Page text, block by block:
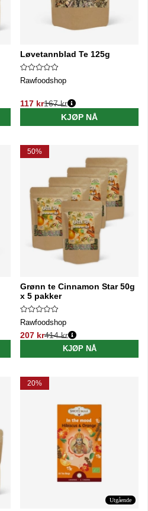
Løvetannblad Te 125g
Rawfoodshop
117 kr
Vanlig pris:
167 kr
KJØP NÅ
50%
Grønn te Cinnamon Star 50g
x 5 pakker
Rawfoodshop
207 kr
Vanlig pris:
414 kr
KJØP NÅ
20%
Utgående